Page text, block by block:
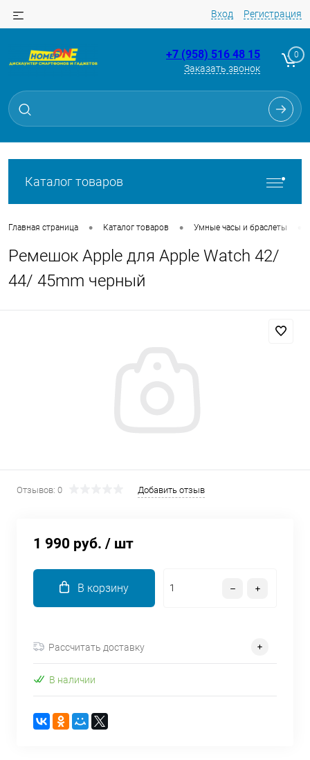
Вход Регистрация
+7 (958) 516 48 15
Заказать звонок
0
Каталог товаров
Главная страница • Каталог товаров • Умные часы и браслеты
Ремешок Apple для Apple Watch 42/
44/ 45mm черный
Отзывов: 0 Добавить отзыв
1 990 руб. / шт
В корзину
Рассчитать доставку
В наличии
Для клиентов всех банков
Разбейте
без переплат
Сегодня
выбранный способом
списываться
по25% каждые 2 недели
8 800 302-02-51